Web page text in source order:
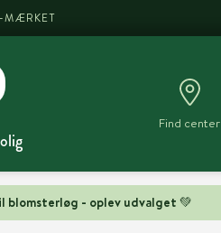
blomsterløg - oplev udvalget 💚
MÆRKET
Find center